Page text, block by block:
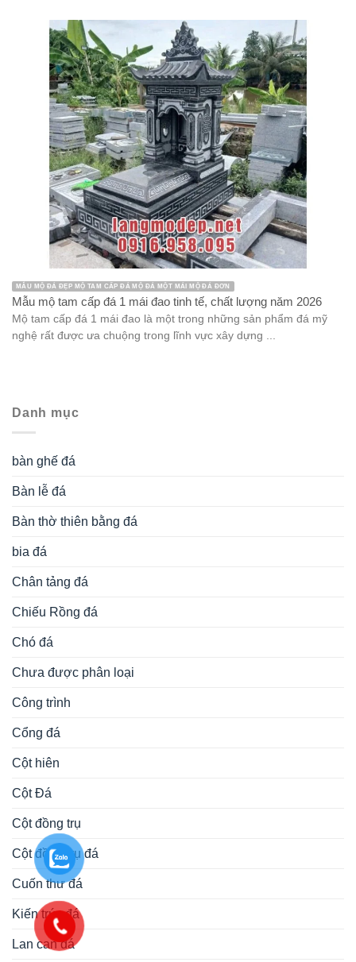
MẪU MỘ ĐÁ ĐẸP MỘ TAM CẤP ĐÁ MỘ ĐÁ MỘT MÁI MỘ ĐÁ ĐƠN
Mẫu mộ tam cấp đá 1 mái đao tinh tế, chất lượng năm 2026
Mộ tam cấp đá 1 mái đao là một trong những sản phẩm đá mỹ
nghệ rất được ưa chuộng trong lĩnh vực xây dựng ...
Danh mục
bàn ghế đá
Bàn lễ đá
Bàn thờ thiên bằng đá
bia đá
Chân tảng đá
Chiếu Rồng đá
Chó đá
Chưa được phân loại
Công trình
Cổng đá
Cột hiên
Cột Đá
Cột đồng trụ
Cột đồng trụ đá
Cuốn thư đá
Kiến trúc đá
Lan can đá